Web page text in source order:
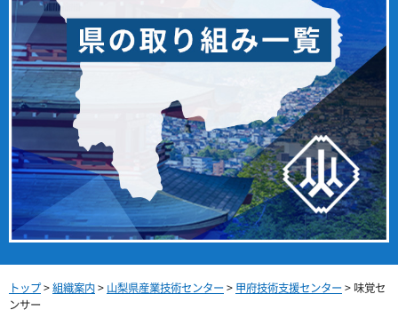
トップ>組織案内> 山梨県産業技術センター> 甲府技術支援センター> 味覚セ
ンサー